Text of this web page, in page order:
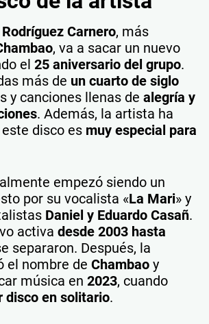
Carnero, más
, va a sacar un nuevo
el 25 aniversario del grupo.
más de un cuarto de siglo
y canciones llenas de alegría y
. Además, la artista ha
disco es muy especial para
empezó siendo un
por su vocalista «La Mari» y
Daniel y Eduardo Casañ.
activa desde 2003 hasta
separaron. Después, la
el nombre de Chambao y
música en 2023, cuando
disco en solitario.